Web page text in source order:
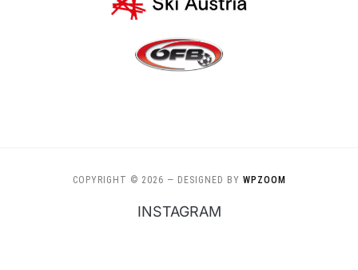
COPYRIGHT © 2026 — DESIGNED BY WPZOOM
INSTAGRAM